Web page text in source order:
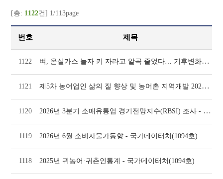
[총: 1122건] 1/113page
번호 제목
1122 벼, 온실가스 늘자 키 자라고 알곡 줄었다… 기후변화가 바꿀 ‘미래 쌀농사’ - 농촌진흥청
1121 제5차 농어업인 삶의 질 향상 및 농어촌 지역개발 2025년 추진실적 및 2026년 시행계
1120 2026년 3분기 소매유통업 경기전망지수(RBSI) 조사 - 대한상공회의소(1097호)
1119 2026년 6월 소비자물가동향 - 국가데이터처(1094호)
1118 2025년 귀농어·귀촌인통계 - 국가데이터처(1094호)